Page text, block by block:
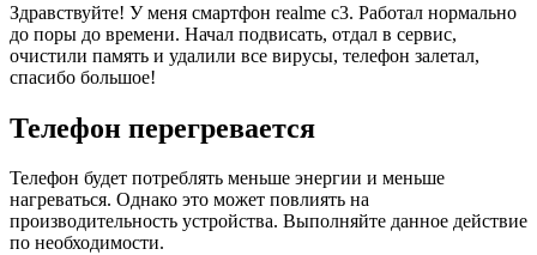
Здравствуйте! У меня смартфон realme c3. Работал нормально
до поры до времени. Начал подвисать, отдал в сервис,
очистили память и удалили все вирусы, телефон залетал,
спасибо большое!
Телефон перегревается
Телефон будет потреблять меньше энергии и меньше
нагреваться. Однако это может повлиять на
производительность устройства. Выполняйте данное действие
по необходимости.